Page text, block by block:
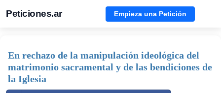
Peticiones.ar Empieza una Petición
En rechazo de la manipulación ideológica del
matrimonio sacramental y de las bendiciones de
la Iglesia